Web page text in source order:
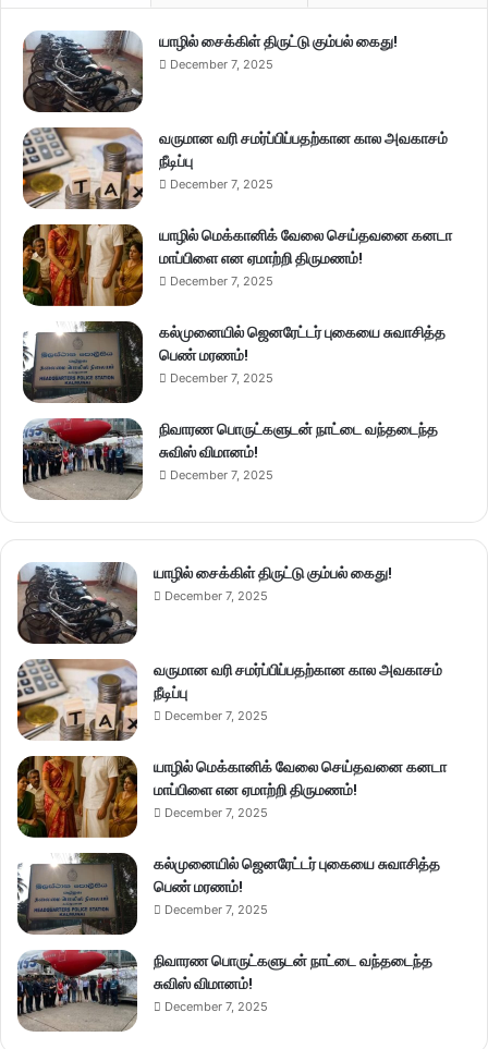
யாழில் சைக்கிள் திருட்டு கும்பல் கைது!
December 7, 2025
வருமான வரி சமர்ப்பிப்பதற்கான கால அவகாசம்
நீடிப்பு
December 7, 2025
யாழில் மெக்கானிக் வேலை செய்தவனை கனடா
மாப்பிளை என ஏமாற்றி திருமணம்!
December 7, 2025
கல்முனையில் ஜெனரேட்டர் புகையை சுவாசித்த
பெண் மரணம்!
December 7, 2025
நிவாரண பொருட்களுடன் நாட்டை வந்தடைந்த
சுவிஸ் விமானம்!
December 7, 2025
யாழில் சைக்கிள் திருட்டு கும்பல் கைது!
December 7, 2025
வருமான வரி சமர்ப்பிப்பதற்கான கால அவகாசம்
நீடிப்பு
December 7, 2025
யாழில் மெக்கானிக் வேலை செய்தவனை கனடா
மாப்பிளை என ஏமாற்றி திருமணம்!
December 7, 2025
கல்முனையில் ஜெனரேட்டர் புகையை சுவாசித்த
பெண் மரணம்!
December 7, 2025
நிவாரண பொருட்களுடன் நாட்டை வந்தடைந்த
சுவிஸ் விமானம்!
December 7, 2025